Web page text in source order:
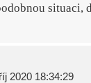
situaci,
2020 18:34:29